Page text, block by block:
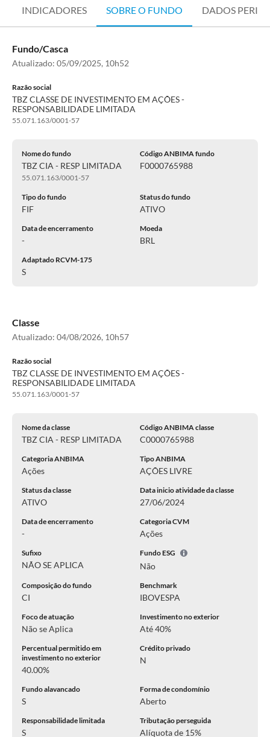
INDICADORES SOBRE O FUNDO DADOS
Fundo/Casca
Atualizado: 05/09/2025, 10h52
Razão social
TBZ CLASSE DE INVESTIMENTO EM AÇÕES -
RESPONSABILIDADE LIMITADA
55.071.163/0001-57
Nome do fundo
TBZ CIA - RESP LIMITADA
55.071.163/0001-57
Código ANBIMA fundo
F0000765988
Tipo do fundo
FIF
Status do fundo
ATIVO
Data de encerramento
-
Moeda
BRL
Adaptado RCVM-175
S
Classe
Atualizado: 04/08/2026, 10h57
Razão social
TBZ CLASSE DE INVESTIMENTO EM AÇÕES -
RESPONSABILIDADE LIMITADA
55.071.163/0001-57
Nome da classe
TBZ CIA - RESP LIMITADA
Código ANBIMA classe
C0000765988
Categoria ANBIMA
Ações
Tipo ANBIMA
AÇÕES LIVRE
Status da classe
ATIVO
Data inicio atividade da classe
27/06/2024
Data de encerramento
-
Categoria CVM
Ações
Sufixo
NÃO SE APLICA
Fundo ESG
Não
Composição do fundo
CI
Benchmark
IBOVESPA
Foco de atuação
Não se Aplica
Investimento no exterior
Até 40%
Percentual permitido em
investimento no exterior
40.00%
Crédito privado
N
Fundo alavancado
S
Forma de condomínio
Aberto
Responsabilidade limitada
S
Tributação perseguida
Alíquota de 15%